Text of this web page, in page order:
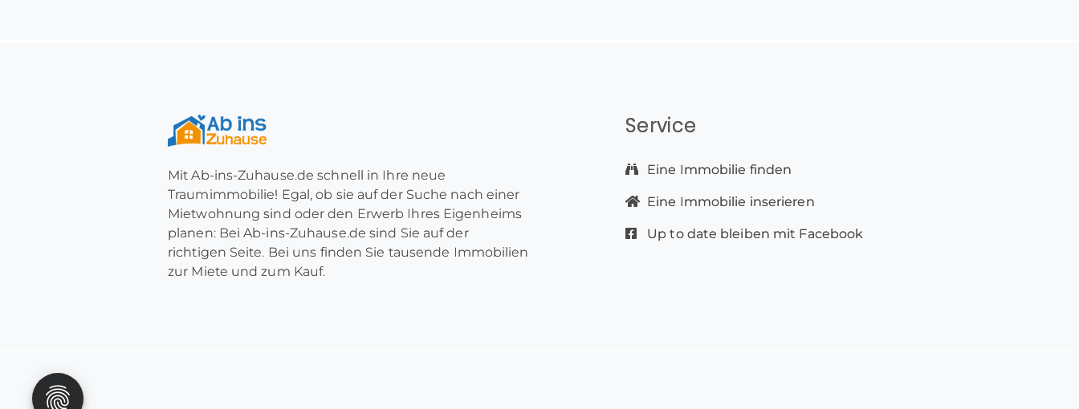
Mit Ab-ins-Zuhause.de schnell in Ihre neue
Traumimmobilie! Egal, ob sie auf der Suche nach einer
Mietwohnung sind oder den Erwerb Ihres Eigenheims
planen: Bei Ab-ins-Zuhause.de sind Sie auf der
richtigen Seite. Bei uns finden Sie tausende Immobilien
zur Miete und zum Kauf.
Service
Eine Immobilie finden
Eine Immobilie inserieren
Up to date bleiben mit Facebook